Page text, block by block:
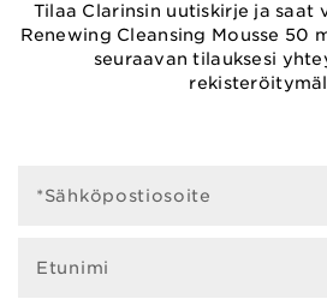
Tilaa Clarinsin uutiskirje ja saat
Renewing Cleansing Mousse 50
seuraavan tilauksesi
*Sähköpostiosoite
Etunimi